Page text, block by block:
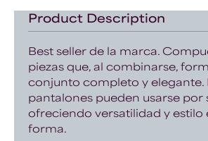
Product Description
Best seller de la marca.
piezas que, al combinarse,
conjunto completo y elegante.
pantalones pueden usarse por
ofreciendo versatilidad y estilo
forma.